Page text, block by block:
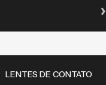
LENTES DE CONTATO